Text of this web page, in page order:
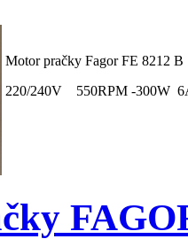
Motor pračky Fagor FE 8212
220/240V 550RPM -300W